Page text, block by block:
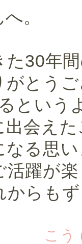
。
た30年
がとう
という
出会え
なる思
活躍が
からも
こう